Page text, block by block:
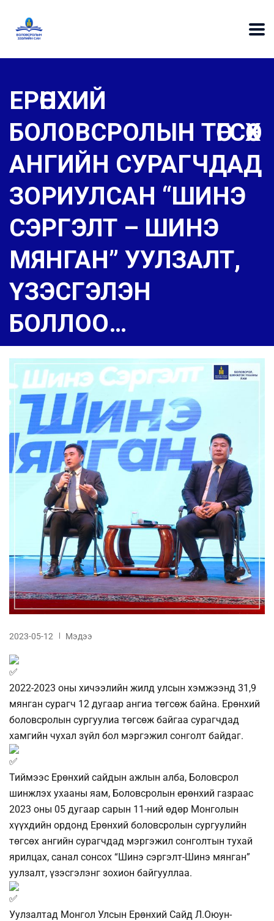
ЕРӨНХИЙ
БОЛОВСРОЛЫН ТӨГСӨХ
АНГИЙН СУРАГЧДАД
ЗОРИУЛСАН “ШИНЭ
СЭРГЭЛТ – ШИНЭ
МЯНГАН” УУЛЗАЛТ,
ҮЗЭСГЭЛЭН
БОЛЛОО…
2023-05-12 Мэдээ
2022-2023 оны хичээлийн жилд улсын хэмжээнд 31,9
мянган сурагч 12 дугаар ангиа төгсөж байна. Ерөнхий
боловсролын сургуулиа төгсөж байгаа сурагчдад
хамгийн чухал зүйл бол мэргэжил сонголт байдаг.
Тиймээс Ерөнхий сайдын ажлын алба, Боловсрол
шинжлэх ухааны яам, Боловсролын ерөнхий газраас
2023 оны 05 дугаар сарын 11-ний өдөр Монголын
хүүхдийн ордонд Ерөнхий боловсролын сургуулийн
төгсөх ангийн сурагчдад мэргэжил сонголтын тухай
ярилцах, санал сонсох “Шинэ сэргэлт-Шинэ мянган”
уулзалт, үзэсгэлэнг зохион байгууллаа.
Уулзалтад Монгол Улсын Ерөнхий Сайд Л.Оюун-